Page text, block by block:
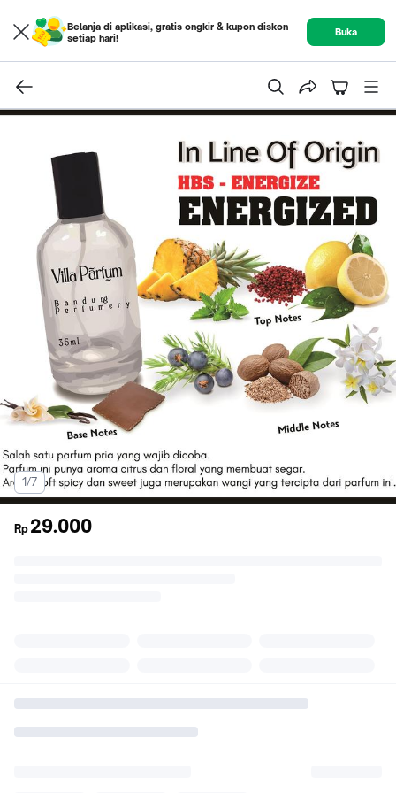
Belanja di aplikasi, gratis ongkir & kupon diskon
setiap hari!
Buka
1/7
Rp 29.000